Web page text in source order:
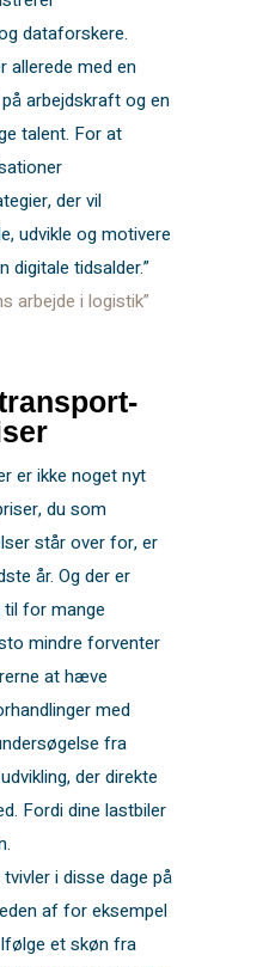
dataforskere.
allerede med en
arbejdskraft og en
talent. For at
der vil
udvikle og motivere
digitale tidsalder.”
arbejde i logistik”
er ikke noget nyt
du som
står over for, er
år. Og der er
for mange
mindre forventer
at hæve
med
fra
der direkte
Fordi dine lastbiler
i disse dage på
af ​​for eksempel
et skøn fra